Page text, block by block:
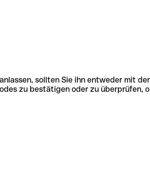
sollten Sie ihn entweder mit
zu bestätigen oder zu überprüfen,